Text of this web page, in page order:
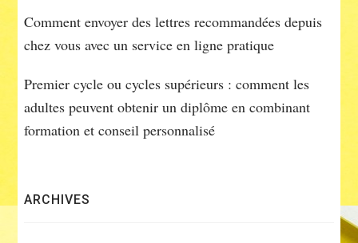
Comment envoyer des lettres recommandées depuis
chez vous avec un service en ligne pratique
Premier cycle ou cycles supérieurs : comment les
adultes peuvent obtenir un diplôme en combinant
formation et conseil personnalisé
ARCHIVES